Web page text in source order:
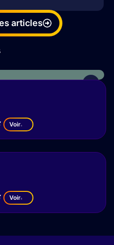
articles
Voir
Voir